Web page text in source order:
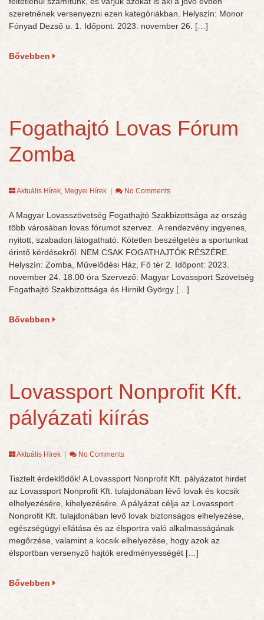
szeretnének versenyezni ezen kategóriákban. Helyszín: Monor
Fónyad Dezső u. 1. Időpont: 2023. november 26. […]
Bővebben
Fogathajtó Lovas Fórum
Zomba
Aktuális Hírek, Megyei Hírek No Comments
A Magyar Lovasszövetség Fogathajtó Szakbizottsága az ország
több városában lovas fórumot szervez. A rendezvény ingyenes,
nyitott, szabadon látogatható. Kötetlen beszélgetés a sportunkat
érintő kérdésekről. NEM CSAK FOGATHAJTÓK RÉSZÉRE.
Helyszín: Zomba, Művelődési Ház, Fő tér 2. Időpont: 2023.
november 24. 18.00 óra Szervező: Magyar Lovassport Szövetség
Fogathajtó Szakbizottsága és Hirnikl György […]
Bővebben
Lovassport Nonprofit Kft.
pályázati kiírás
Aktuális Hírek No Comments
Tisztelt érdeklődők! A Lovassport Nonprofit Kft. pályázatot hirdet
az Lovassport Nonprofit Kft. tulajdonában lévő lovak és kocsik
elhelyezésére, kihelyezésére. A pályázat célja az Lovassport
Nonprofit Kft. tulajdonában levő lovak biztonságos elhelyezése,
egészségügyi ellátása és az élsportra való alkalmasságának
megőrzése, valamint a kocsik elhelyezése, hogy azok az
élsportban versenyző hajtók eredményességét […]
Bővebben